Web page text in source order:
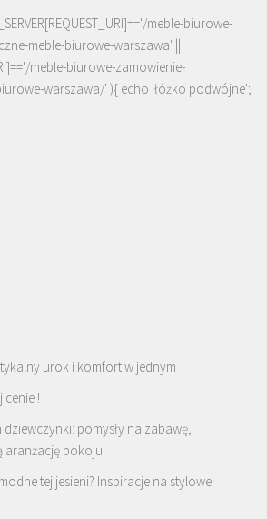
meble-biurowe-
meble-biurowe-warszawa' ||
meble-biurowe-zamowienie-
warszawa/' ){ echo 'łóżko podwójne';
urok i komfort w jednym
cenie !
pomysły na zabawę,
aranżację pokoju
tej jesieni? Inspiracje na stylowe